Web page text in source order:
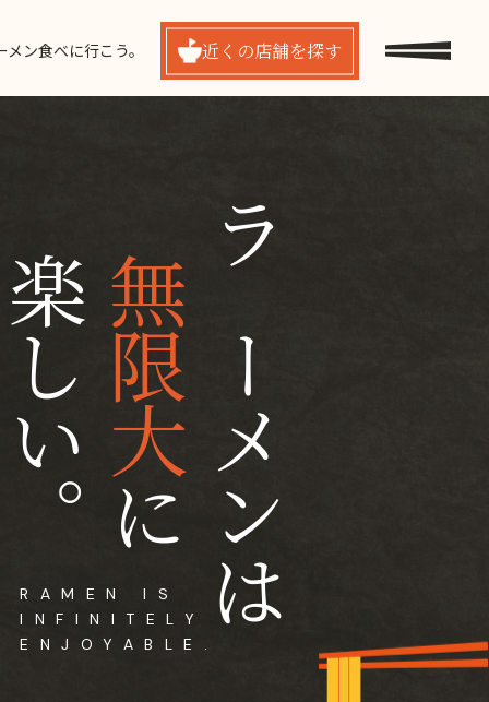
ン食べに行こう。 近くの店舗を探す
ラーメンは
無限大
に
。
RAMEN IS
INFINITELY
ENJOYABLE.